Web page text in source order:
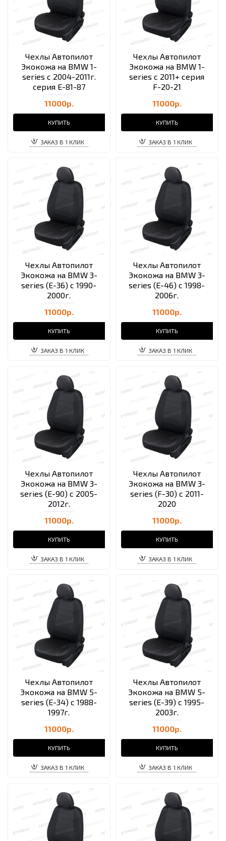
Чехлы Автопилот
Экокожа на BMW 1-
series c 2004-2011г.
серия Е-81-87
11000р.
КУПИТЬ
ЗАКАЗ В 1 КЛИК
Чехлы Автопилот
Экокожа на BMW 1-
series c 2011+ серия
F-20-21
11000р.
КУПИТЬ
ЗАКАЗ В 1 КЛИК
Чехлы Автопилот
Экокожа на BMW 3-
series (E-36) с 1990-
2000г.
11000р.
КУПИТЬ
ЗАКАЗ В 1 КЛИК
Чехлы Автопилот
Экокожа на BMW 3-
series (E-46) с 1998-
2006г.
11000р.
КУПИТЬ
ЗАКАЗ В 1 КЛИК
Чехлы Автопилот
Экокожа на BMW 3-
series (E-90) с 2005-
2012г.
11000р.
КУПИТЬ
ЗАКАЗ В 1 КЛИК
Чехлы Автопилот
Экокожа на BMW 3-
series (F-30) с 2011-
2020
11000р.
КУПИТЬ
ЗАКАЗ В 1 КЛИК
Чехлы Автопилот
Экокожа на BMW 5-
series (E-34) с 1988-
1997г.
11000р.
КУПИТЬ
ЗАКАЗ В 1 КЛИК
Чехлы Автопилот
Экокожа на BMW 5-
series (E-39) с 1995-
2003г.
11000р.
КУПИТЬ
ЗАКАЗ В 1 КЛИК